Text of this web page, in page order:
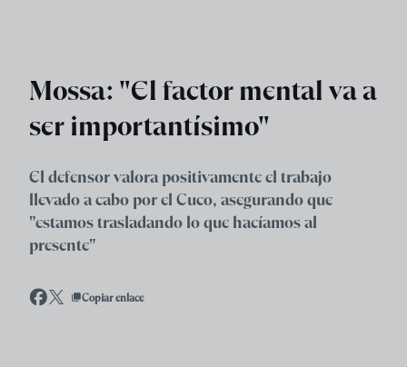
Mossa: "El factor mental va a
ser importantísimo"
El defensor valora positivamente el trabajo
llevado a cabo por el Cuco, asegurando que
"estamos trasladando lo que hacíamos al
presente"
Copiar enlace